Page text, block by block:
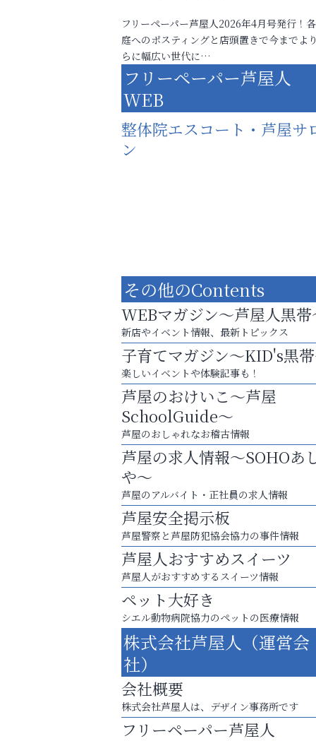
フリーペーパー芦屋人2026年4月号発行！
庭へのポスティングと店頭置きで今までよ
らに幅広い世代に…
フリーペーパー芦屋人
WEB
整体院エスコート・芦屋サ
ン
猫背･側弯、背骨の歪みを
整えませんか？
ラ・ミカ矯正歯科
お一人おひとりに合う治療をご提案
口元から始まる、自分らしい毎日を
おそうじ本舗芦屋東
その他のContents
WEBマガジン～芦屋人黒帯
新店やイベント情報、最新トピックス
子育てマガジン～KID's黒
楽しいイベントや体験記事も！
芦屋のおけいこ～芦屋
SchoolGuide～
芦屋のおしゃれなお稽古情報
芦屋の求人情報～SOHOあ
や～
芦屋のアルバイト・正社員の求人情報
芦屋安全掲示板
芦屋警察と芦屋防犯協会協力の事件情報
芦屋人おすすめスイーツ
芦屋人がおすすめするスイーツ情報
ペット大好き
シエル動物病院協力のペットの医療情報
株式会社芦屋人（運営会
社）
会社概要
株式会社芦屋人は、デザイン事務所です
フリーペーパー芦屋人